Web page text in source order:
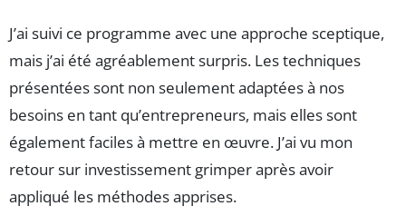
J’ai suivi ce programme avec une approche sceptique,
mais j’ai été agréablement surpris. Les techniques
présentées sont non seulement adaptées à nos
besoins en tant qu’entrepreneurs, mais elles sont
également faciles à mettre en œuvre. J’ai vu mon
retour sur investissement grimper après avoir
appliqué les méthodes apprises.